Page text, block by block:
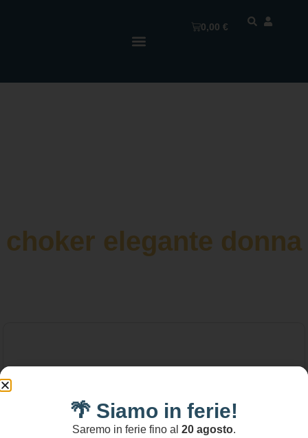
0,00€
choker elegante donna
🌴 Siamo in ferie!
Saremo in ferie fino al 20 agosto.